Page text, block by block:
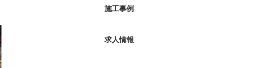
施工事例
求人情報